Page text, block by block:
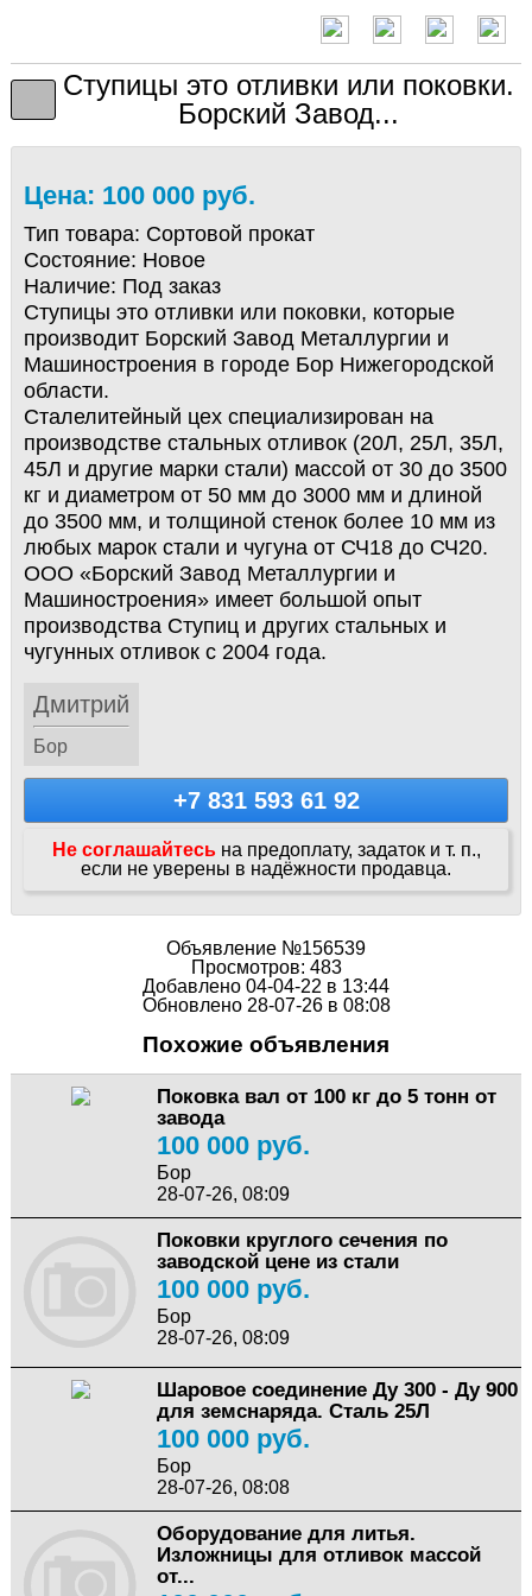
Ступицы это отливки или поковки.
Борский Завод...
Цена: 100 000 руб.
Тип товара: Сортовой прокат
Состояние: Новое
Наличие: Под заказ
Ступицы это отливки или поковки, которые
производит Борский Завод Металлургии и
Машиностроения в городе Бор Нижегородской
области.
Сталелитейный цех специализирован на
производстве стальных отливок (20Л, 25Л, 35Л,
45Л и другие марки стали) массой от 30 до 3500
кг и диаметром от 50 мм до 3000 мм и длиной
до 3500 мм, и толщиной стенок более 10 мм из
любых марок стали и чугуна от СЧ18 до СЧ20.
ООО «Борский Завод Металлургии и
Машиностроения» имеет большой опыт
производства Ступиц и других стальных и
чугунных отливок с 2004 года.
Дмитрий
Бор
+7 831 593 61 92
Не соглашайтесь на предоплату, задаток и т. п.,
если не уверены в надёжности продавца.
Объявление №156539
Просмотров: 483
Добавлено 04-04-22 в 13:44
Обновлено 28-07-26 в 08:08
Похожие объявления
Поковка вал от 100 кг до 5 тонн от
завода
100 000 руб.
Бор
28-07-26, 08:09
Поковки круглого сечения по
заводской цене из стали
100 000 руб.
Бор
28-07-26, 08:09
Шаровое соединение Ду 300 - Ду 900
для земснаряда. Сталь 25Л
100 000 руб.
Бор
28-07-26, 08:08
Оборудование для литья.
Изложницы для отливок массой
от...